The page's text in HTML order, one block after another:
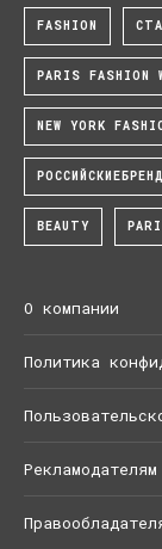
FASHION
PARIS FASHION
NEW YORK
BEAUTY
О компании
Политика
Рекламодателям